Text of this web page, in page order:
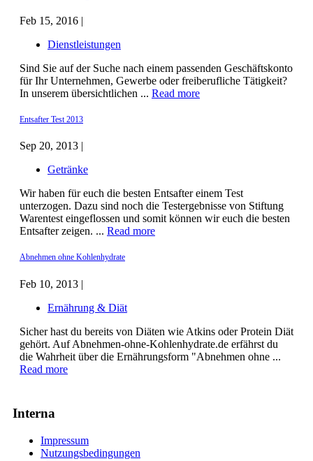
Feb 15, 2016 |
Dienstleistungen
Sind Sie auf der Suche nach einem passenden Geschäftskonto
für Ihr Unternehmen, Gewerbe oder freiberufliche Tätigkeit?
In unserem übersichtlichen ... Read more
Entsafter Test 2013
Sep 20, 2013 |
Getränke
Wir haben für euch die besten Entsafter einem Test
unterzogen. Dazu sind noch die Testergebnisse von Stiftung
Warentest eingeflossen und somit können wir euch die besten
Entsafter zeigen. ... Read more
Abnehmen ohne Kohlenhydrate
Feb 10, 2013 |
Ernährung & Diät
Sicher hast du bereits von Diäten wie Atkins oder Protein Diät
gehört. Auf Abnehmen-ohne-Kohlenhydrate.de erfährst du
die Wahrheit über die Ernährungsform "Abnehmen ohne ...
Read more
Interna
Impressum
Nutzungsbedingungen